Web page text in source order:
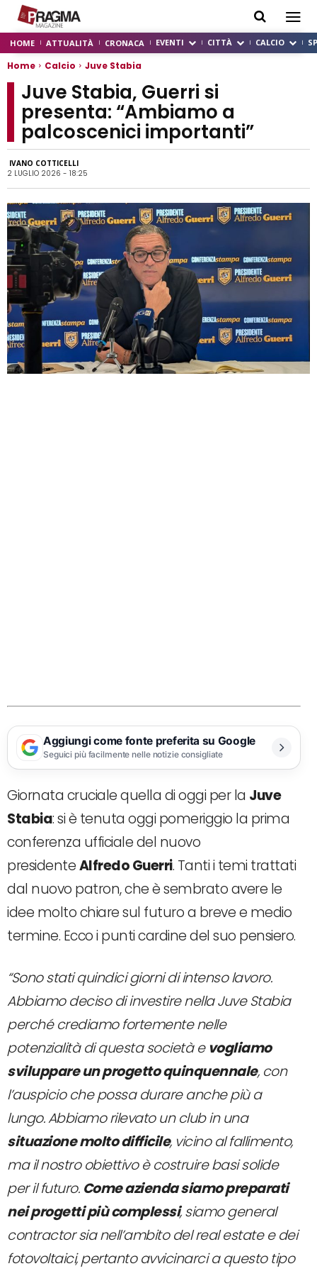
HOME ATTUALITÀ CRONACA EVENTI CITTÀ CALCIO
Home Calcio Juve Stabia
Juve Stabia, Guerri si
presenta: “Ambiamo a
palcoscenici importanti”
IVANO COTTICELLI
2 LUGLIO 2026 - 18:25
Aggiungi come fonte preferita su Google
Seguici più facilmente nelle notizie consigliate
Giornata cruciale quella di oggi per la Juve
Stabia: si è tenuta oggi pomeriggio la prima
conferenza ufficiale del nuovo
presidenteAlfredo Guerri. Tanti i temi trattati
dal nuovo patron, che è sembrato avere le
idee molto chiare sul futuro a breve e medio
termine. Ecco i punti cardine del suo pensiero.
“Sono stati quindici giorni di intenso lavoro.
Abbiamo deciso di investire nella Juve Stabia
perché crediamo fortemente nelle
potenzialità di questa società e vogliamo
sviluppare un progetto quinquennale, con
l’auspicio che possa durare anche più a
lungo. Abbiamo rilevato un club in una
situazione molto difficile, vicino al fallimento,
ma il nostro obiettivo è costruire basi solide
per il futuro. Come azienda siamo preparati
nei progetti più complessi, siamo general
contractor sia nell’ambito del real estate e dei
fotovoltaici, pertanto avvicinarci a questo tipo